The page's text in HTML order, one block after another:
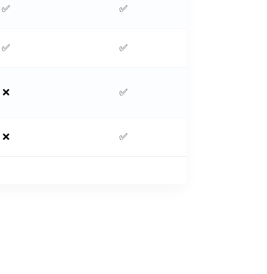
✅ ✅
✅ ✅
❌ ✅
❌ ✅